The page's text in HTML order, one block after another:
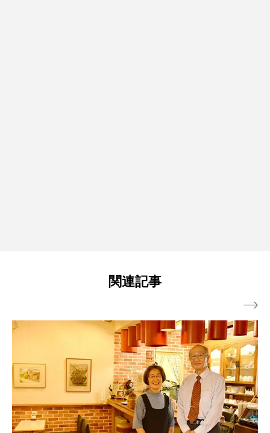
関連記事
